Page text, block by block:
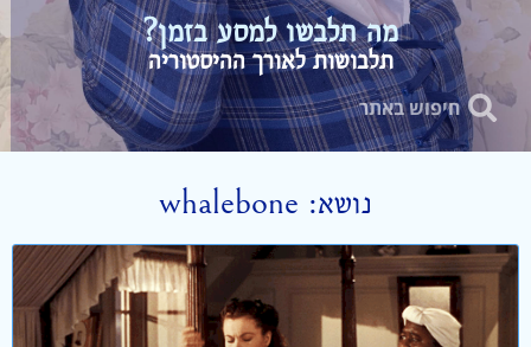
מה תלבשו למסע בזמן?
תלבושות לאורך ההיסטוריה
נושא: whalebone